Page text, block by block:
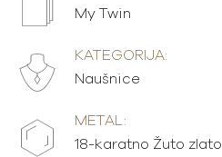
My Twin
KATEGORIJA:
Naušnice
METAL:
18-karatno Žuto zlato